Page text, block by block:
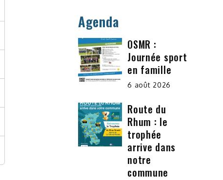
Agenda
OSMR :
Journée sport
en famille
6 août 2026
Route du
Rhum : le
trophée
arrive dans
notre
commune